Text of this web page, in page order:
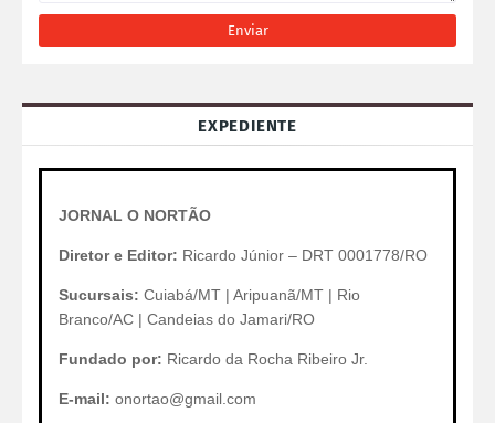
EXPEDIENTE
JORNAL O NORTÃO
Diretor e Editor: Ricardo Júnior – DRT 0001778/RO
Sucursais: Cuiabá/MT | Aripuanã/MT | Rio
Branco/AC | Candeias do Jamari/RO
Fundado por: Ricardo da Rocha Ribeiro Jr.
E-mail: onortao@gmail.com